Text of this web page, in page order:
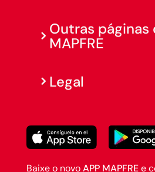
Outras páginas
MAPFRE
Legal
Baixe o novoAPP MAPFREe